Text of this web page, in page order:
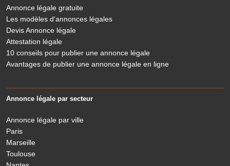
Annonce légale gratuite
Les modèles d'annonces légales
Devis Annonce légale
Attestation légale
10 conseils pour publier une annonce légale
Avantages de publier une annonce légale en ligne
Annonce légale par secteur
Annonce légale par ville
Paris
Marseille
Toulouse